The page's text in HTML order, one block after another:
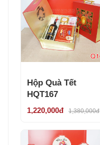
Hộp Quà Tết
HQT167
1,220,000đ 1,380,000đ